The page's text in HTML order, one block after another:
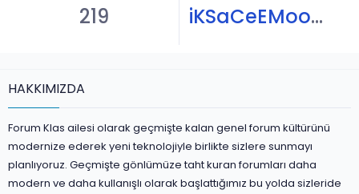
219 iKSaCeEMoomb
HAKKIMIZDA
Forum Klas ailesi olarak geçmişte kalan genel forum kültürünü
modernize ederek yeni teknolojiyle birlikte sizlere sunmayı
planlıyoruz. Geçmişte gönlümüze taht kuran forumları daha
modern ve daha kullanışlı olarak başlattığımız bu yolda sizleride